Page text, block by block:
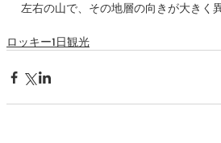
左右の山で、その地層の向きが大きく
ロッキー1日観光